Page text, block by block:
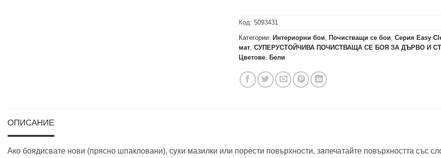
Код:5093431
Категории: Интериорни бои Почистващи се бои ,Серия Easy
мат ,СУПЕРУСТОЙЧИВА ПОЧИСТВАЩА СЕ БОЯ ЗА ДЪРВО И
Цветове
Бели
ОПИСАНИЕ
Ако боядисвате нови (прясно шпакловани), сухи мазилки или порести повърхности, запечатайте повърхността със